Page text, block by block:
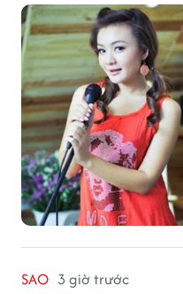
SAO 3 giờ trước